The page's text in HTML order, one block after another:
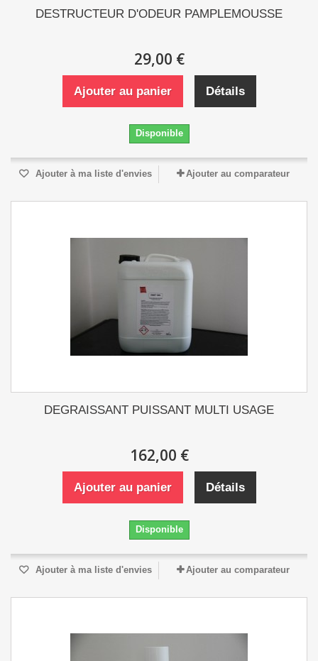
DESTRUCTEUR D'ODEUR PAMPLEMOUSSE
29,00 €
Ajouter au panier Détails
Disponible
Ajouter à ma liste d'envies Ajouter au comparateur
DEGRAISSANT PUISSANT MULTI USAGE
162,00 €
Ajouter au panier Détails
Disponible
Ajouter à ma liste d'envies Ajouter au comparateur